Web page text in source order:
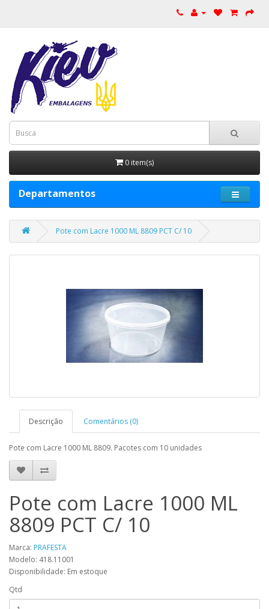
0 item(s)
Departamentos
Pote com Lacre 1000 ML 8809 PCT C/ 10
Descrição Comentários (0)
Pote com Lacre 1000 ML 8809. Pacotes com 10 unidades
Pote com Lacre 1000 ML
8809 PCT C/ 10
Marca: PRAFESTA
Modelo: 418.11001
Disponibilidade: Em estoque
Qtd